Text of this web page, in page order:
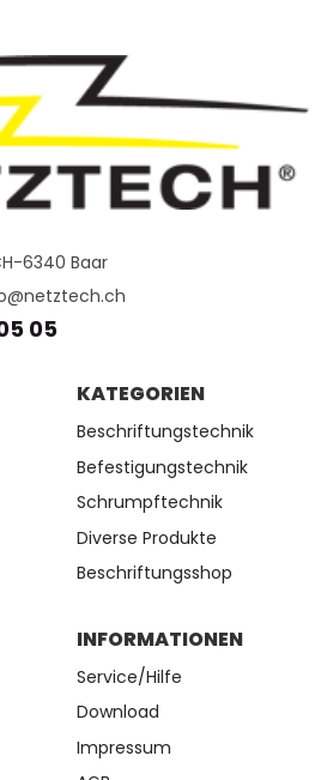
6340 Baar
05
KATEGORIEN
Beschriftungstechnik
Befestigungstechnik
Schrumpftechnik
Diverse Produkte
Beschriftungsshop
INFORMATIONEN
Service/Hilfe
Download
Impressum